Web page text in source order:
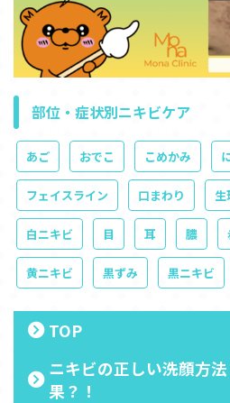
部位・症状別ニキビケア
あご おでこ こめかみ
フェイスライン 口まわり 生
白ニキビ 目 耳 膿
黄ニキビ 黒ずみ 黒ニキビ
TOP
ニキビの正しい洗顔方
果？！